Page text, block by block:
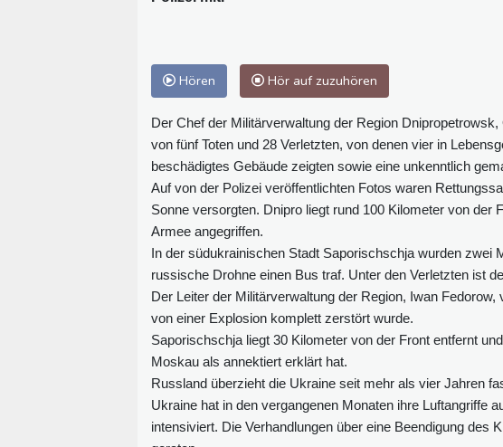
Hören Hör auf zuzuhören
Der Chef der Militärverwaltung der Region
von fünf Toten und 28 Verletzten, von denen vier in
beschädigtes Gebäude zeigten sowie eine unkenntlich
Auf von der Polizei veröffentlichten Fotos waren
Sonne versorgten. Dnipro liegt rund 100 Kilometer von
Armee angegriffen.
In der südukrainischen Stadt Saporischschja wurden zwei
russische Drohne einen Bus traf. Unter den Verletzten ist
Der Leiter der Militärverwaltung der Region, Iwan
von einer Explosion komplett zerstört wurde.
Saporischschja liegt 30 Kilometer von der Front entfernt
Moskau als annektiert erklärt hat.
Russland überzieht die Ukraine seit mehr als vier Jahren
Ukraine hat in den vergangenen Monaten ihre Luftangriffe
intensiviert. Die Verhandlungen über eine Beendigung des